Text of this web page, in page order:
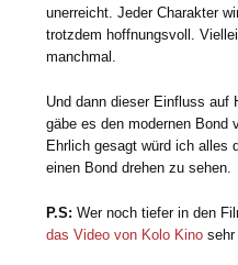
unerreicht. Jeder Charakter
trotzdem hoffnungsvoll.
manchmal.
Und dann dieser Einfluss auf
gäbe es den modernen Bond
Ehrlich gesagt würd ich alles
einen Bond drehen zu sehen.
P.S: Wer noch tiefer in den
das Video von Kolo Kino sehr